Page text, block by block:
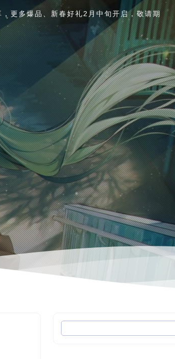
，更多爆品、新春好礼2月中旬开启，敬请期